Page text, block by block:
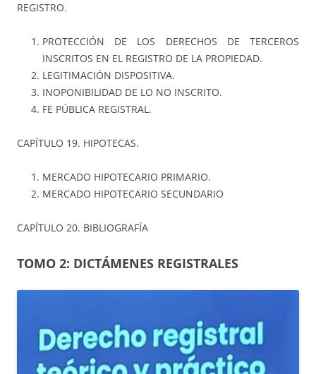
REGISTRO.
PROTECCIÓN DE LOS DERECHOS DE TERCEROS
INSCRITOS EN EL REGISTRO DE LA PROPIEDAD.
LEGITIMACIÓN DISPOSITIVA.
INOPONIBILIDAD DE LO NO INSCRITO.
FE PÚBLICA REGISTRAL.
CAPÍTULO 19. HIPOTECAS.
MERCADO HIPOTECARIO PRIMARIO.
MERCADO HIPOTECARIO SECUNDARIO
CAPÍTULO 20. BIBLIOGRAFÍA
TOMO 2: DICTÁMENES REGISTRALES